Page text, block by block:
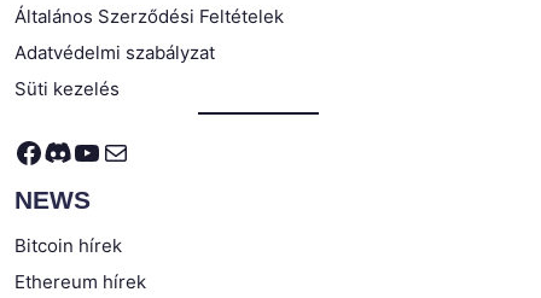
Általános Szerződési Feltételek
Adatvédelmi szabályzat
Süti kezelés
Facebook
Discord
YouTube
Mail
NEWS
Bitcoin hírek
Ethereum hírek